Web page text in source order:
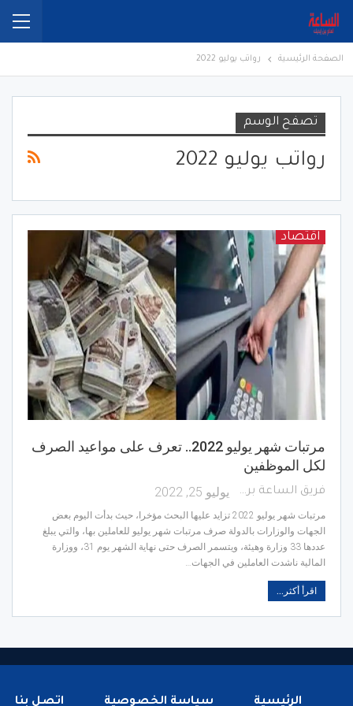
الصفحة الرئيسية رواتب يوليو 2022
تصفح الوسم
رواتب يوليو 2022
اقتصاد
مرتبات شهر يوليو 2022.. تعرف على مواعيد الصرف
لكل الموظفين
فريق الساعة برس يوليو 25, 2022
مرتبات شهر يوليو 2022 تزايد عليها البحث مؤخرا، حيث بدأت اليوم بعض
الجهات والوزارات بالدولة صرف مرتبات شهر يوليو للعاملين بها، والتي يبلغ
عددها 33 وزارة وهيئة، ويتسمر الصرف حتى نهاية الشهر يوم 31، ووزارة
المالية ناشدت العاملين في الجهات…
اقرأ أكثر...
الرئيسية سياسة الخصوصية اتصل بنا